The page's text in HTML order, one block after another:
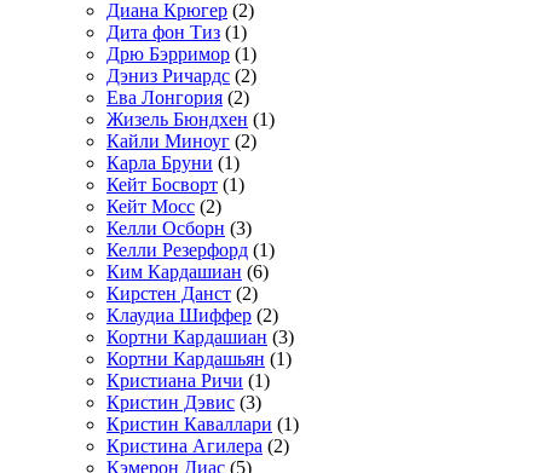
Диана Крюгер (2)
Дита фон Тиз (1)
Дрю Бэрримор (1)
Дэниз Ричардс (2)
Ева Лонгория (2)
Жизель Бюндхен (1)
Кайли Миноуг (2)
Карла Бруни (1)
Кейт Босворт (1)
Кейт Мосс (2)
Келли Осборн (3)
Келли Резерфорд (1)
Ким Кардашиан (6)
Кирстен Данст (2)
Клаудиа Шиффер (2)
Кортни Кардашиан (3)
Кортни Кардашьян (1)
Кристиана Ричи (1)
Кристин Дэвис (3)
Кристин Каваллари (1)
Кристина Агилера (2)
Кэмерон Диас (5)